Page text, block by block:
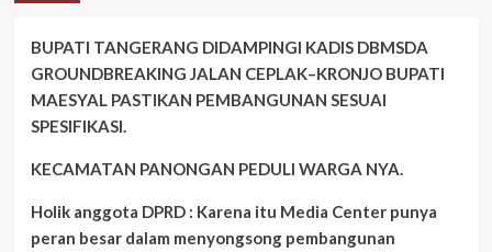
BUPATI TANGERANG DIDAMPINGI KADIS DBMSDA
GROUNDBREAKING JALAN CEPLAK–KRONJO BUPATI
MAESYAL PASTIKAN PEMBANGUNAN SESUAI
SPESIFIKASI.
KECAMATAN PANONGAN PEDULI WARGA NYA.
Holik anggota DPRD : Karena itu Media Center punya
peran besar dalam menyongsong pembangunan